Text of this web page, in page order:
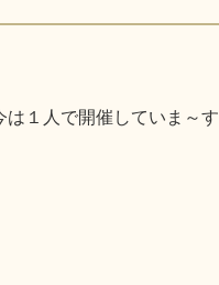
１人で開催していま～す